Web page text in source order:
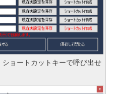
ョートカットキーで呼び出せ